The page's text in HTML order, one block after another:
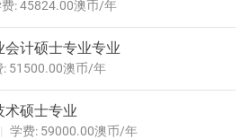
温带交叉型气候，
间，终年多雨，属于温带海洋性气候。
夏季偶有最热月超过40摄氏的情形。夏
: 45824.00澳币/年
计硕士专业专业
: 51500.00澳币/年
术硕士专业
学费: 59000.00澳币/年